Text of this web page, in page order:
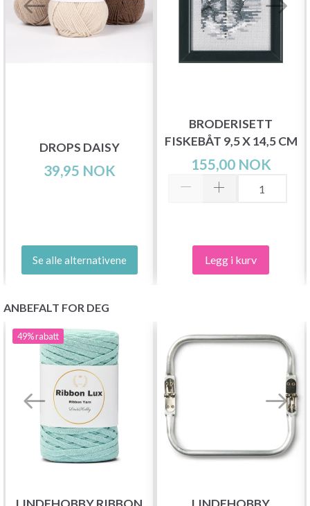
DROPS DAISY
39,95 NOK
Se alle alternativene
BRODERISETT
FISKEBÅT 9,5 X 14,5 CM
155,00 NOK
Legg i kurv
ANBEFALT FOR DEG
49%rabatt